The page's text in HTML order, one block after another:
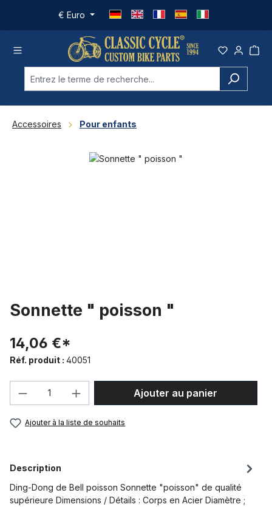
Passer au contenu principal
€ Euro
Accessoires Pour enfants
Ignorer la galerie d'images
Sonnette " poisson "
14,06 €*
Réf. produit : 40051
Quantité de produit : Entrez la
Ajouter au panier
Ajouter à la liste de souhaits
Description
Ding-Dong de Bell poisson Sonnette "poisson" de qualité
supérieure Dimensions / Détails : Corps en Acier Diamètre ;